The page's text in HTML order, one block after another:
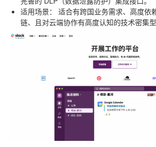
适用场景：
适合有跨国业务需求、高度依
链、且对云端协作有高度认知的技术密集型